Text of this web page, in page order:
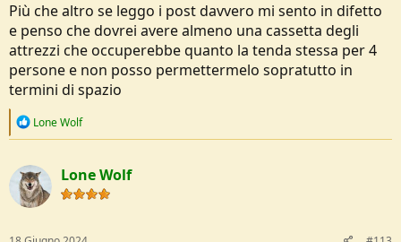
Più che altro se leggo i post davvero mi sento in difetto
e penso che dovrei avere almeno una cassetta degli
attrezzi che occuperebbe quanto la tenda stessa per 4
persone e non posso permettermelo sopratutto in
termini di spazio
R
c
t
i
o
s
Lone Wolf
Lone Wolf